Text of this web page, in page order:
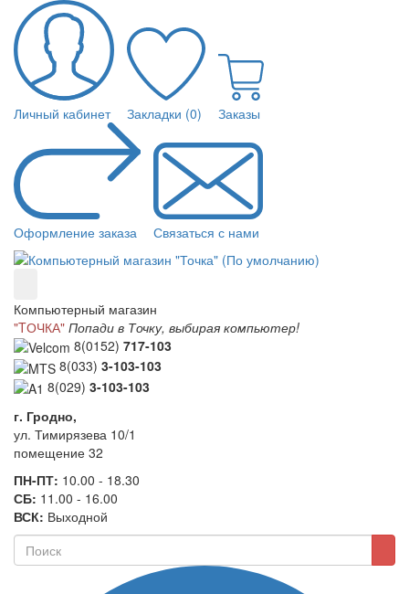
Личный кабинет Закладки (0) Заказы
Оформление заказа Связаться с нами
Компьютерный магазин
"TОЧКА" Попади в Точку, выбирая компьютер!
8(0152) 717-103
8(033) 3-103-103
8(029) 3-103-103
г. Гродно,
ул. Тимирязева 10/1
помещение 32
ПН-ПТ: 10.00 - 18.30
СБ: 11.00 - 16.00
ВСК: Выходной